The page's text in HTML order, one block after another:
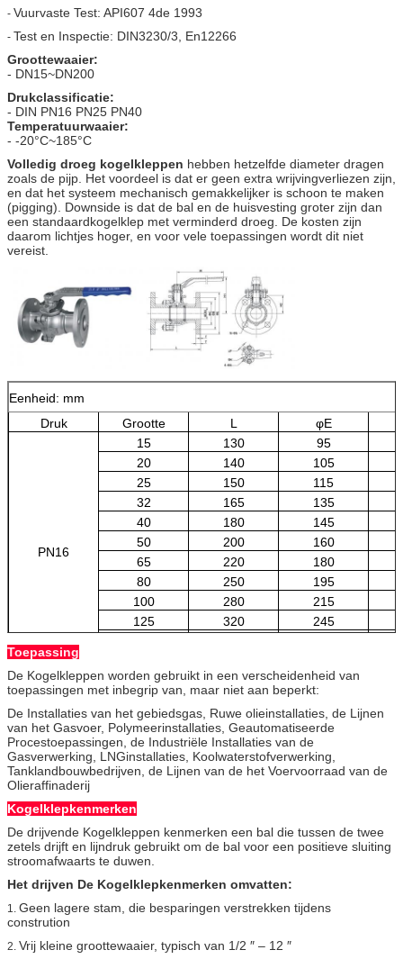
- Vuurvaste Test: API607 4de 1993
- Test en Inspectie: DIN3230/3, En12266
Groottewaaier:
- DN15~DN200
Drukclassificatie:
- DIN PN16 PN25 PN40
Temperatuurwaaier:
- -20°C~185°C
Volledig droeg kogelkleppen hebben hetzelfde diameter dragen
zoals de pijp. Het voordeel is dat er geen extra wrijvingverliezen zijn,
en dat het systeem mechanisch gemakkelijker is schoon te maken
(pigging). Downside is dat de bal en de huisvesting groter zijn dan
een standaardkogelklep met verminderd droeg. De kosten zijn
daarom lichtjes hoger, en voor vele toepassingen wordt dit niet
vereist.
Eenheid: mm
Druk
Grootte L φE
PN16
15 130
95
20
140
105
25
150
115
32
165 135
40
180
145
50
200 160
65
220 180
80
250 195
100
280 215
125
320 245
Toepassing
De Kogelkleppen worden gebruikt in een verscheidenheid van
toepassingen met inbegrip van, maar niet aan beperkt:
De Installaties van het gebiedsgas, Ruwe olieinstallaties, de Lijnen
van het Gasvoer, Polymeerinstallaties, Geautomatiseerde
Procestoepassingen, de Industriële Installaties van de
Gasverwerking, LNGinstallaties, Koolwaterstofverwerking,
Tanklandbouwbedrijven, de Lijnen van de het Voervoorraad van de
Olieraffinaderij
Kogelklepkenmerken
De drijvende Kogelkleppen kenmerken een bal die tussen de twee
zetels drijft en lijndruk gebruikt om de bal voor een positieve sluiting
stroomafwaarts te duwen.
Het drijven De Kogelklepkenmerken omvatten:
1. Geen lagere stam, die besparingen verstrekken tijdens
constrution
2. Vrij kleine groottewaaier, typisch van 1/2 ″ – 12 ″